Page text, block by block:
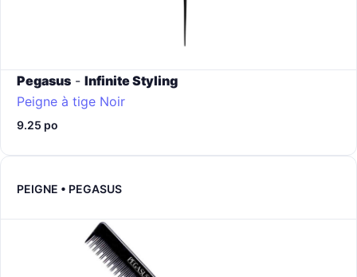
Pegasus - Infinite Styling
Peigne à tige Noir
9.25 po
PEIGNE • PEGASUS